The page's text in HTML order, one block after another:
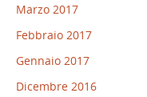
Marzo 2017
Febbraio 2017
Gennaio 2017
Dicembre 2016